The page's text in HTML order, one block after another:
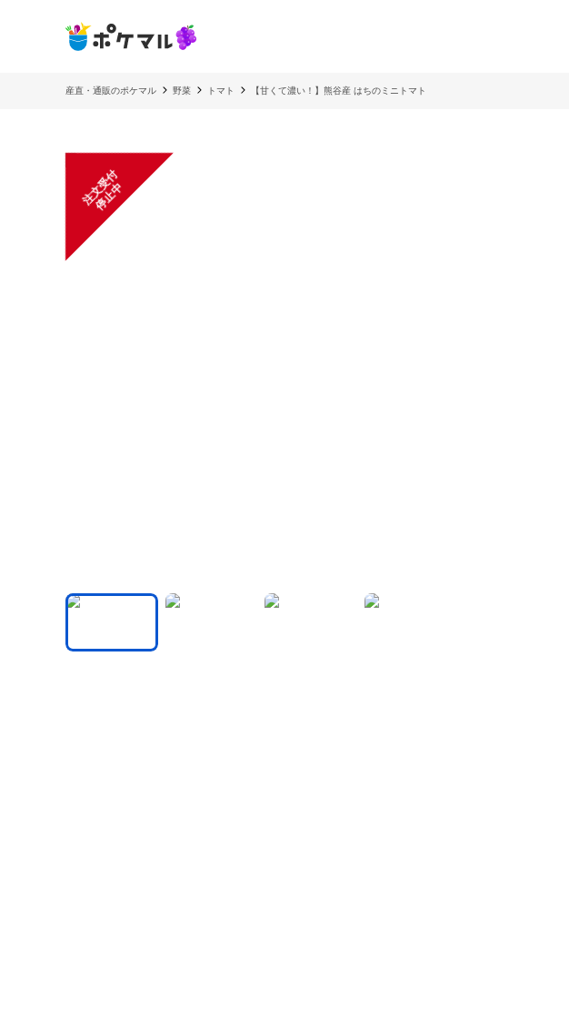
産直・通販のポケマル 野菜 トマト 【甘くて濃い！】熊谷産 はちのミニトマト
注
文
受
付
停
止
中